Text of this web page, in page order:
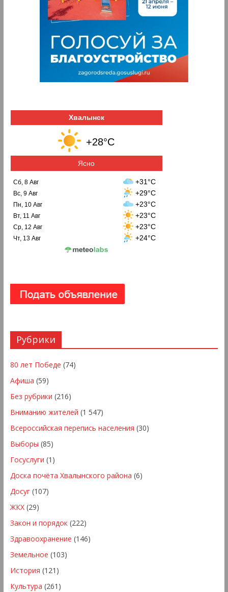
Хвалынск
+28°C
Ясно
Сб, 8 Авг +31°C
Вс, 9 Авг +29°C
Пн, 10 Авг +23°C
Вт, 11 Авг +23°C
Ср, 12 Авг +23°C
Чт, 13 Авг +24°C
Рубрики
80 лет Победе (74)
Афиша (59)
Без рубрики (216)
Вниманию жителей (1 547)
Всероссийская перепись населения (30)
Выборы (85)
Госуслуги (1)
Доска почёта Хвалынского района (6)
Досуг(107)
ЖКХ(29)
Закон и порядок(222)
Здравоохранение (146)
Земельное (103)
История (121)
Культура (261)